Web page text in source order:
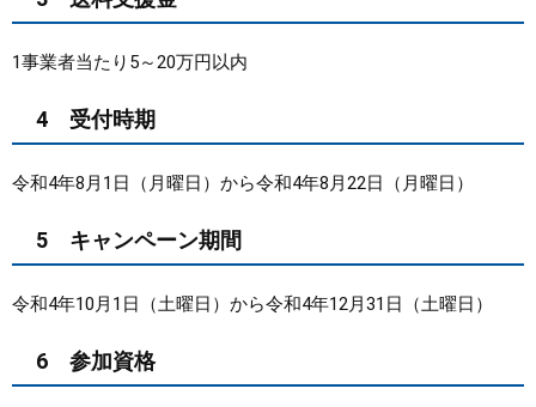
1事業者当たり5～20万円以内
4 受付時期
令和4年8月1日（月曜日）から令和4年8月22日（月曜日）
5 キャンペーン期間
令和4年10月1日（土曜日）から令和4年12月31日（土曜日）
6 参加資格